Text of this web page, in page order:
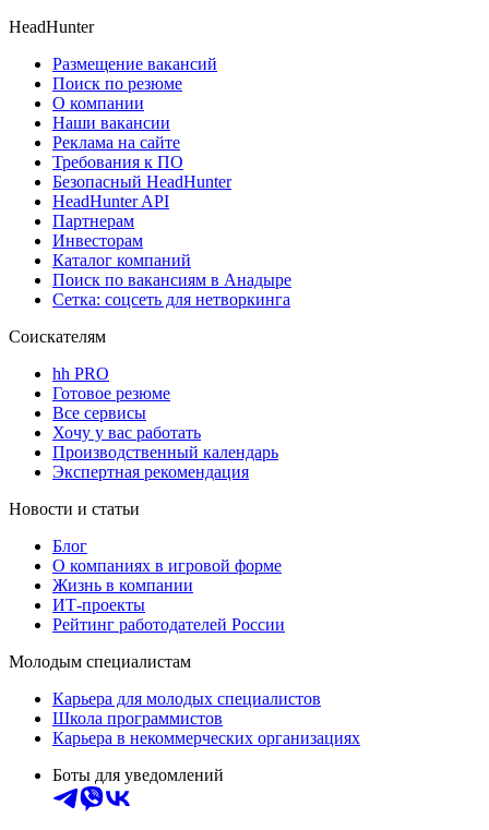
HeadHunter
Размещение вакансий
Поиск по резюме
О компании
Наши вакансии
Реклама на сайте
Требования к ПО
Безопасный HeadHunter
HeadHunter API
Партнерам
Инвесторам
Каталог компаний
Поиск по вакансиям в Анадыре
Сетка: соцсеть для нетворкинга
Соискателям
hh PRO
Готовое резюме
Все сервисы
Хочу у вас работать
Производственный календарь
Экспертная рекомендация
Новости и статьи
Блог
О компаниях в игровой форме
Жизнь в компании
ИТ-проекты
Рейтинг работодателей России
Молодым специалистам
Карьера для молодых специалистов
Школа программистов
Карьера в некоммерческих организациях
Боты для уведомлений